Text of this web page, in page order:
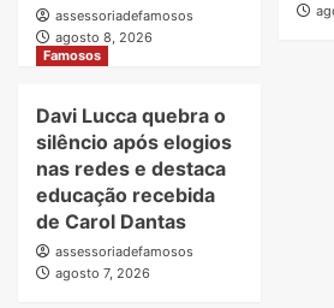
assessoriadefamosos
agosto 8, 2026
Famosos
Davi Lucca quebra o
silêncio após elogios
nas redes e destaca
educação recebida
de Carol Dantas
assessoriadefamosos
agosto 7, 2026